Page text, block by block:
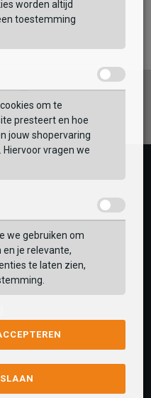
WINKELTAS
LOCATIE
locatie om de
te bekijken.
worden altijd
toestemming
om te
presteert en hoe
jouw shopervaring
vragen we
we gebruiken om
je relevante,
te laten zien,